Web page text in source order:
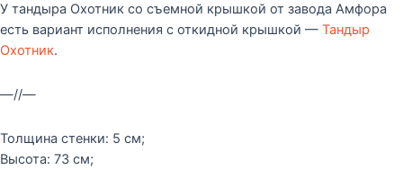
У тандыра Охотник со съемной крышкой от завода Амфора
есть вариант исполнения с откидной крышкой — Тандыр
Охотник.
—//—
Толщина стенки: 5 см;
Высота: 73 см;